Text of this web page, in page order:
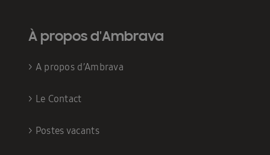
À propos d'Ambrava
> A propos d’Ambrava
> Le Contact
> Postes vacants